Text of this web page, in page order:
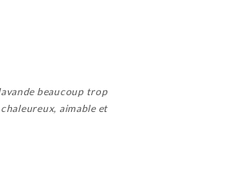
beaucoup trop
aimable et